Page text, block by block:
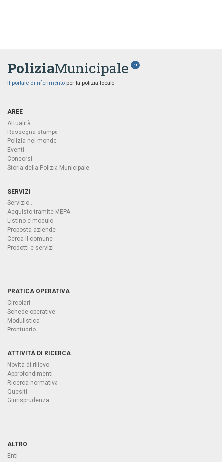
PoliziaMunicipale .it
Il portale di riferimento per la polizia locale
AREE
Attualità
Rassegna stampa
Polizia nel mondo
Eventi
Concorsi
Storia della Polizia Municipale
SERVIZI
Servizio...
Acquisto tramite MEPA
Listino e modulo
Proposta aziende
Cerca il comune
Prodotti e servizi
PRATICA OPERATIVA
Circolari
Schede operative
Modulistica
Prontuario
ATTIVITÀ DI RICERCA
Novità di rilievo
Approfondimenti
Ricerca normativa
Quesiti
Giurisprudenza
ALTRO
Enti